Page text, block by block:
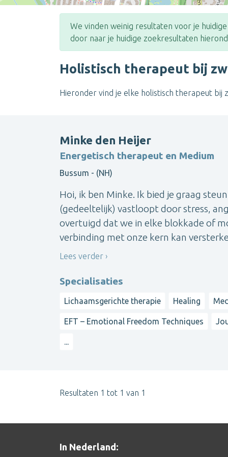
We vinden weinig resultaten voor je
door naar je huidige zoekresultaten
Holistisch therapeut bij
Hieronder vind je elke holistisch therapeut bij
Minke den Heijer
Energetisch therapeut en Medium
Bussum - (NH)
Hoi, ik ben Minke. Ik bied je graag
(gedeeltelijk) vastloopt door stress,
overtuigd dat we in elke blokkade of
verbinding met onze kern kan
Lees verder
Specialisaties
Lichaamsgerichte therapie Healing
EFT – Emotional Freedom Techniques
...
Resultaten 1 tot 1 van 1
In Nederland: